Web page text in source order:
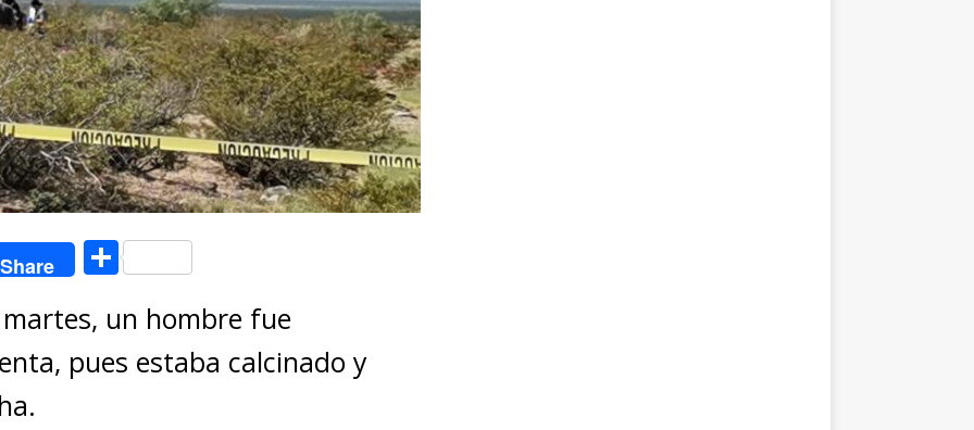
Share C
m
p
un hombre fue
pues estaba calcinado y